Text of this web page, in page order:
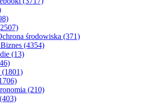
środowiska (371)
(4354)
(13)
(1801)
(210)
(403)